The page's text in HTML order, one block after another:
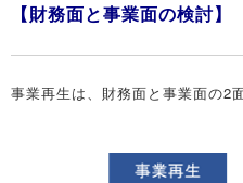
【財務面と事業面の検討】
事業再生は、財務面と事業面の2